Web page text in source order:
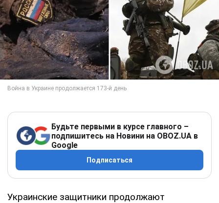
Будьте первыми в курсе главного –
подпишитесь на Новини на OBOZ.UA в
Google
Подписаться
Украинские защитники продолжают